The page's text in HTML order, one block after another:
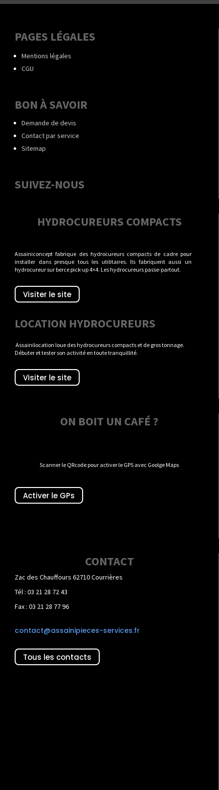
PAGES LÉGALES
Mentions légales
CGU
BON À SAVOIR
Demande de devis
Contact par service
Sitemap
SUIVEZ-NOUS
HYDROCUREURS COMPACTS
Assainiconcept fabrique des hydrocureurs compacts de cadre pour
installer dans presque tous les utilitaires. Ils fabriquent aussi un
hydrocureur sur berce pick-up 4×4. Les hydrocureurs passe-partout.
Visiter le site
LOCATION HYDROCUREURS
Assainilocation loue des hydrocureurs compacts et de gros tonnage.
Débuter et tester son activité en toute tranquillité.
Visiter le site
ON BOIT UN CAFÉ ?
Scanner le QRcode pour activer le GPS avec Goolge Maps
Activer le GPs
CONTACT
Zac des Chauffours 62710 Courrières
Tél : 03 21 28 72 43
Fax : 03 21 28 77 96
contact@assainipieces-services.fr
Tous les contacts